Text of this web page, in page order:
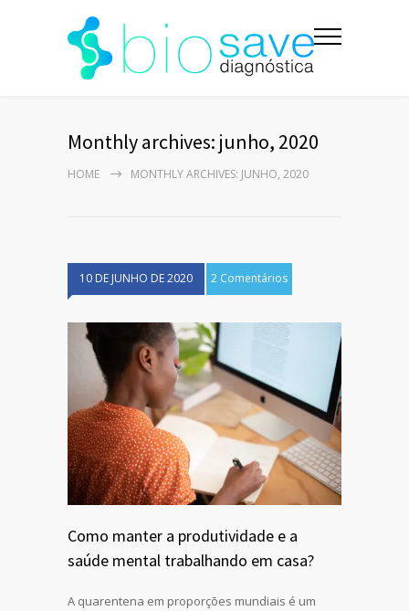
Monthly archives: junho, 2020
HOME MONTHLY ARCHIVES: JUNHO, 2020
10 DE JUNHO DE 2020 2 Comentários
Como manter a produtividade e a
saúde mental trabalhando em casa?
A quarentena em proporções mundiais é um